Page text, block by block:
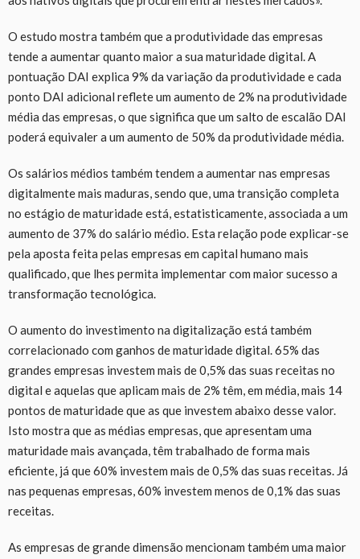
O estudo mostra também que a produtividade das empresas
tende a aumentar quanto maior a sua maturidade digital. A
pontuação DAI explica 9% da variação da produtividade e cada
ponto DAI adicional reflete um aumento de 2% na produtividade
média das empresas, o que significa que um salto de escalão DAI
poderá equivaler a um aumento de 50% da produtividade média.
Os salários médios também tendem a aumentar nas empresas
digitalmente mais maduras, sendo que, uma transição completa
no estágio de maturidade está, estatisticamente, associada a um
aumento de 37% do salário médio. Esta relação pode explicar-se
pela aposta feita pelas empresas em capital humano mais
qualificado, que lhes permita implementar com maior sucesso a
transformação tecnológica.
O aumento do investimento na digitalização está também
correlacionado com ganhos de maturidade digital. 65% das
grandes empresas investem mais de 0,5% das suas receitas no
digital e aquelas que aplicam mais de 2% têm, em média, mais 14
pontos de maturidade que as que investem abaixo desse valor.
Isto mostra que as médias empresas, que apresentam uma
maturidade mais avançada, têm trabalhado de forma mais
eficiente, já que 60% investem mais de 0,5% das suas receitas. Já
nas pequenas empresas, 60% investem menos de 0,1% das suas
receitas.
As empresas de grande dimensão mencionam também uma maior